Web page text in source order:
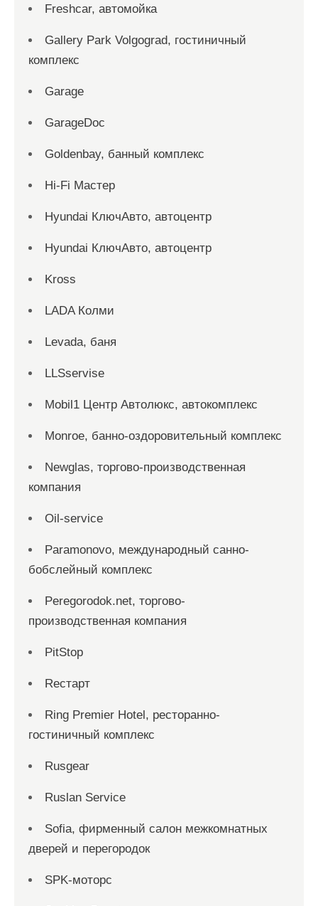
Freshcar, автомойка
Gallery Park Volgograd, гостиничный
комплекс
Garage
GarageDoc
Goldenbay, банный комплекс
Hi-Fi Мастер
Hyundai КлючАвто, автоцентр
Hyundai КлючАвто, автоцентр
Kross
LADA Колми
Levada, баня
LLSservise
Mobil1 Центр Автолюкс, автокомплекс
Monroe, банно-оздоровительный комплекс
Newglas, торгово-производственная
компания
Oil-service
Paramonovo, международный санно-
бобслейный комплекс
Peregorodok.net, торгово-
производственная компания
PitStop
Reстарт
Ring Premier Hotel, ресторанно-
гостиничный комплекс
Rusgear
Ruslan Service
Sofia, фирменный салон межкомнатных
дверей и перегородок
SPK-моторс